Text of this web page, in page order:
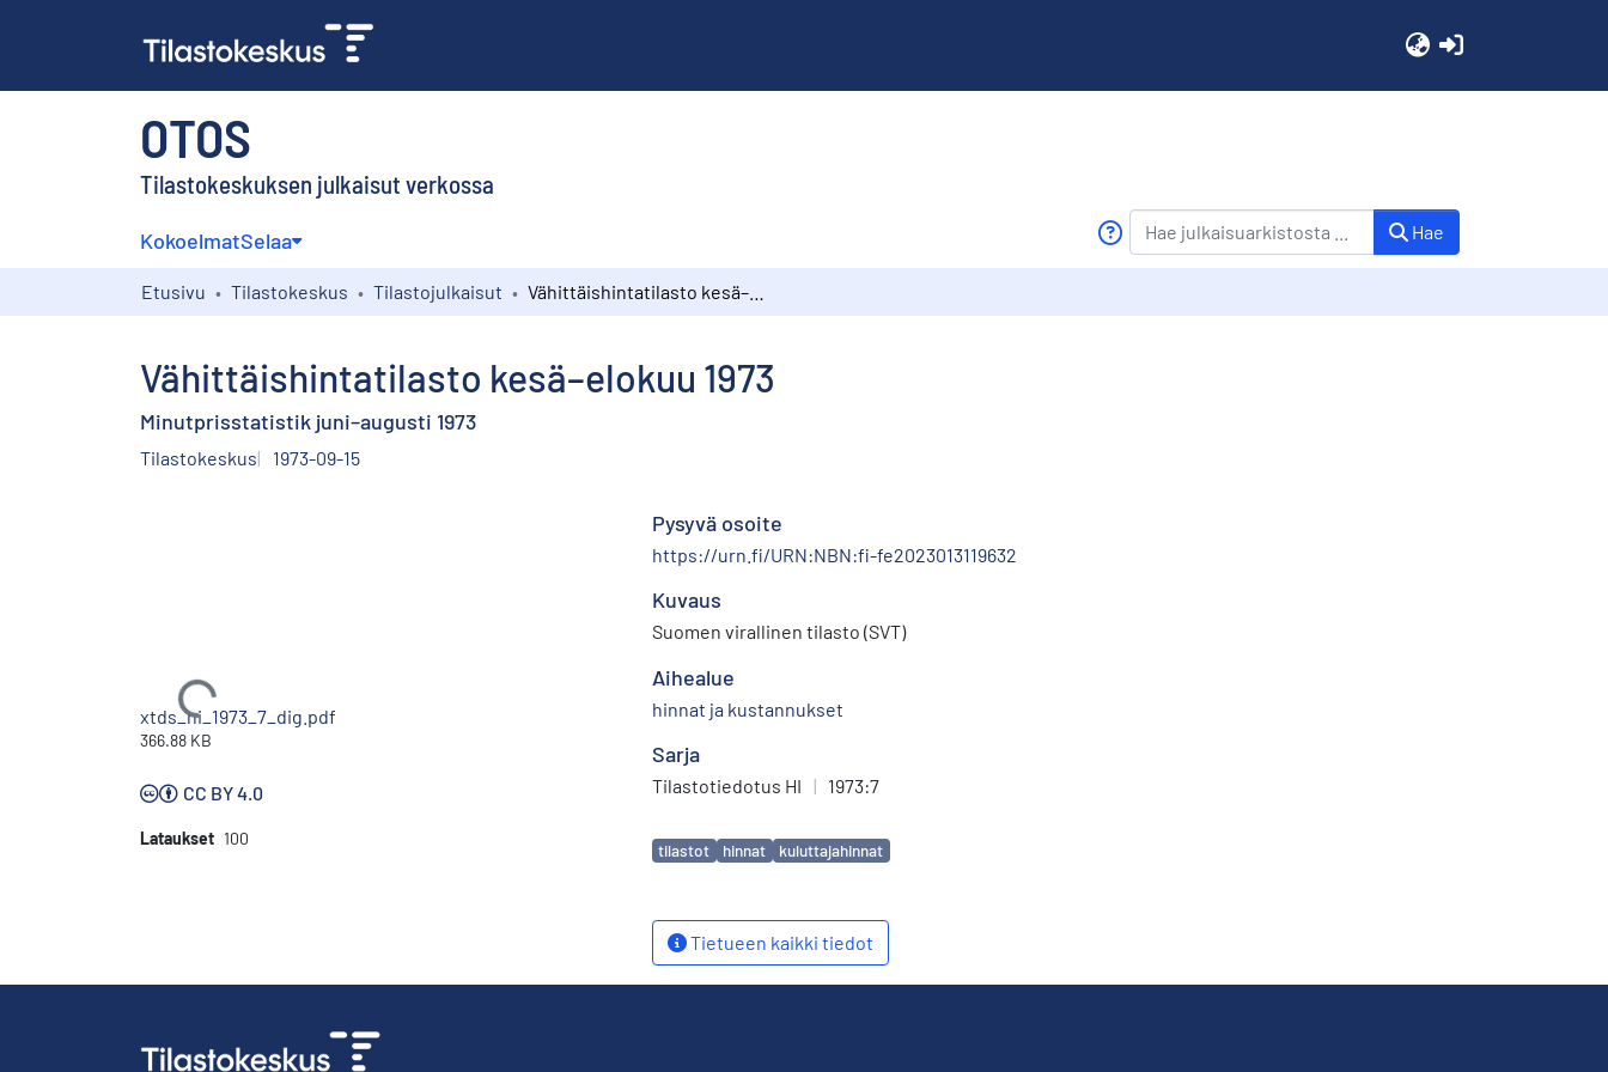
OTOS
Tilastokeskuksen julkaisut verkossa
KokoelmatSelaa Hae
Etusivu Tilastokeskus Tilastojulkaisut
Vähittäishintatilasto kesä–elokuu 1973
Minutprisstatistik juni–augusti 1973
Tilastokeskus 1973-09-15
Ladataan...
xtds_hi_1973_7_dig.pdf
366.88 KB
CC BY 4.0
Lataukset 100
Pysyvä osoite
https://urn.fi/URN:NBN:fi-fe2023013119632
Kuvaus
Suomen virallinen tilasto (SVT)
Aihealue
hinnat ja kustannukset
Sarja
Tilastotiedotus HI | 1973:7
Avainsanat
tilastot hinnat kuluttajahinnat
Tietueen kaikki tiedot